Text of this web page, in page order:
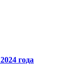
года